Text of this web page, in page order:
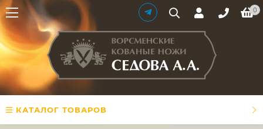
0
КАТАЛОГ ТОВАРОВ